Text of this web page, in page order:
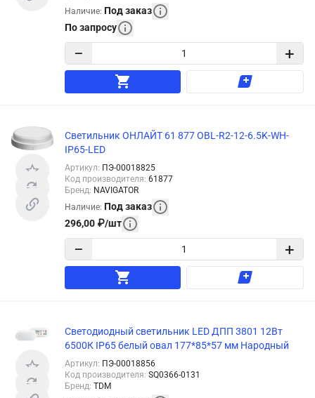
Наличие: Под заказ
По запросу
− +
Светильник ОНЛАЙТ 61 877 OBL-R2-12-6.5K-WH-
IP65-LED
Артикул: ПЭ-00018825
Код производителя: 61877
Бренд: NAVIGATOR
Наличие: Под заказ
296,00 ₽/шт
− +
Светодиодный светильник LED ДПП 3801 12Вт
6500К IP65 белый овал 177*85*57 мм Народный
Артикул: ПЭ-00018856
Код производителя: SQ0366-0131
Бренд: TDM